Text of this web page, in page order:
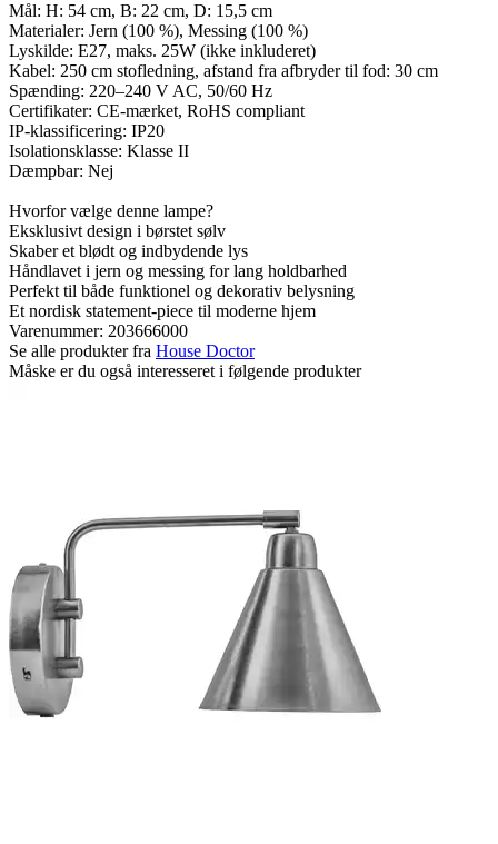
Mål: H: 54 cm, B: 22 cm, D: 15,5 cm
Materialer: Jern (100 %), Messing (100 %)
Lyskilde: E27, maks. 25W (ikke inkluderet)
Kabel: 250 cm stofledning, afstand fra afbryder til fod: 30 cm
Spænding: 220–240 V AC, 50/60 Hz
Certifikater: CE-mærket, RoHS compliant
IP-klassificering: IP20
Isolationsklasse: Klasse II
Dæmpbar: Nej
Hvorfor vælge denne lampe?
Eksklusivt design i børstet sølv
Skaber et blødt og indbydende lys
Håndlavet i jern og messing for lang holdbarhed
Perfekt til både funktionel og dekorativ belysning
Et nordisk statement-piece til moderne hjem
Varenummer: 203666000
Se alle produkter fra House Doctor
Måske er du også interesseret i følgende produkter